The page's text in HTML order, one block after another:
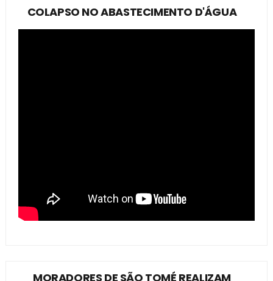
COLAPSO NO ABASTECIMENTO D'ÁGUA
MORADORES DE SÃO TOMÉ REALIZAM